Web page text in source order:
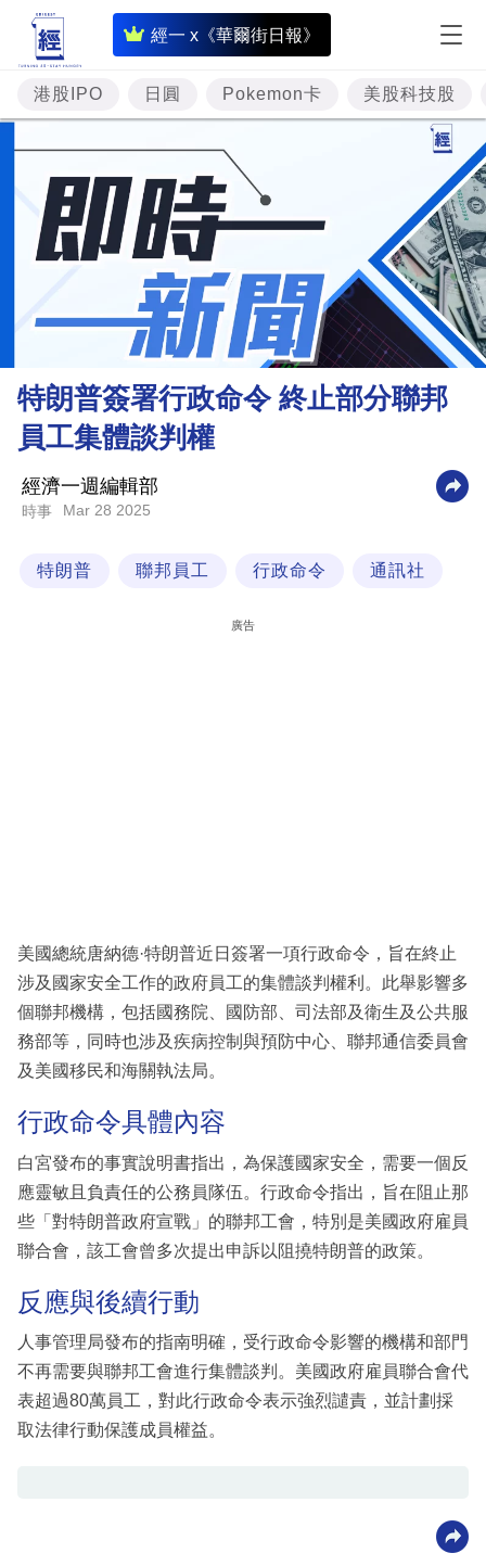
經一 x《華爾街日報》
即
時
財
經
專
題
投
資
樓
市
財
商
業
科
區
港股IPO 日圓 Pokemon卡 美股科技股
特朗普簽署行政命令 終止部分聯邦
員工集體談判權
經濟一週編輯部
時事 Mar 28 2025
特朗普 聯邦員工 行政命令 通訊社
廣告
美國總統唐納德·特朗普近日簽署一項行政命令，旨在終止
涉及國家安全工作的政府員工的集體談判權利。此舉影響多
個聯邦機構，包括國務院、國防部、司法部及衛生及公共服
務部等，同時也涉及疾病控制與預防中心、聯邦通信委員會
及美國移民和海關執法局。
行政命令具體內容
白宮發布的事實說明書指出，為保護國家安全，需要一個反
應靈敏且負責任的公務員隊伍。行政命令指出，旨在阻止那
些「對特朗普政府宣戰」的聯邦工會，特別是美國政府雇員
聯合會，該工會曾多次提出申訴以阻撓特朗普的政策。
反應與後續行動
人事管理局發布的指南明確，受行政命令影響的機構和部門
不再需要與聯邦工會進行集體談判。美國政府雇員聯合會代
表超過80萬員工，對此行政命令表示強烈譴責，並計劃採
取法律行動保護成員權益。